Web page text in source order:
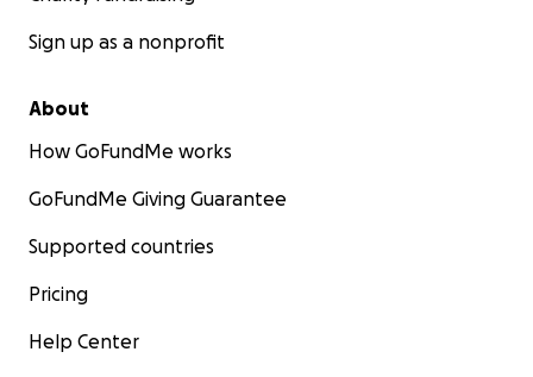
Sign up as a nonprofit
About
How GoFundMe works
GoFundMe Giving Guarantee
Supported countries
Pricing
Help Center